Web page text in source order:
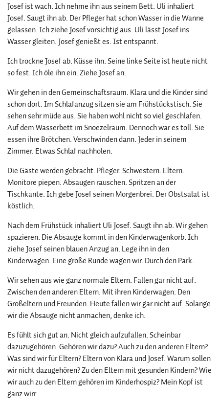
Josef ist wach. Ich nehme ihn aus seinem Bett. Uli inhaliert
Josef. Saugt ihn ab. Der Pfleger hat schon Wasser in die Wanne
gelassen. Ich ziehe Josef vorsichtig aus. Uli lässt Josef ins
Wasser gleiten. Josef genießt es. Ist entspannt.
Ich trockne Josef ab. Küsse ihn. Seine linke Seite ist heute nicht
so fest. Ich öle ihn ein. Ziehe Josef an.
Wir gehen in den Gemeinschaftsraum. Klara und die Kinder sind
schon dort. Im Schlafanzug sitzen sie am Frühstückstisch. Sie
sehen sehr müde aus. Sie haben wohl nicht so viel geschlafen.
Auf dem Wasserbett im Snoezelraum. Dennoch war es toll. Sie
essen ihre Brötchen. Verschwinden dann. Jeder in seinem
Zimmer. Etwas Schlaf nachholen.
Die Gäste werden gebracht. Pfleger. Schwestern. Eltern.
Monitore piepen. Absaugen rauschen. Spritzen an der
Tischkante. Ich gebe Josef seinen Morgenbrei. Der Obstsalat ist
köstlich.
Nach dem Frühstück inhaliert Uli Josef. Saugt ihn ab. Wir gehen
spazieren. Die Absauge kommt in den Kinderwagenkorb. Ich
ziehe Josef seinen blauen Anzug an. Lege ihn in den
Kinderwagen. Eine große Runde wagen wir. Durch den Park.
Wir sehen aus wie ganz normale Eltern. Fallen gar nicht auf.
Zwischen den anderen Eltern. Mit ihren Kinderwagen. Den
Großeltern und Freunden. Heute fallen wir gar nicht auf. Solange
wir die Absauge nicht anmachen, denke ich.
Es fühlt sich gut an. Nicht gleich aufzufallen. Scheinbar
dazuzugehören. Gehören wir dazu? Auch zu den anderen Eltern?
Was sind wir für Eltern? Eltern von Klara und Josef. Warum sollen
wir nicht dazugehören? Zu den Eltern mit gesunden Kindern? Wie
wir auch zu den Eltern gehören im Kinderhospiz? Mein Kopf ist
ganz wirr.